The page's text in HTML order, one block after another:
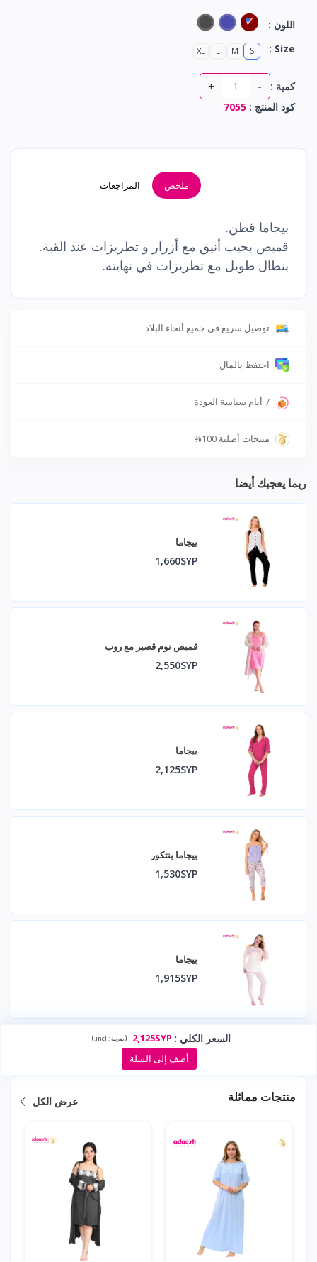
اللون :
Size :
S
M
L
XL
كمية : -
+
كود المنتج : 7055
ملخص المراجعات
بيجاما قطن.
قميص بجيب أنيق مع أزرار و تطريزات عند القبة.
بنطال طويل مع تطريزات في نهايته.
توصيل سريع في جميع أنحاء البلاد
احتفظ بالمال
7 أيام سياسة العودة
منتجات أصلية 100%
ربما يعجبك أيضا
بيجاما
1,660SYP
قميص نوم قصير مع روب
2,550SYP
بيجاما
2,125SYP
بيجاما بنتكور
1,530SYP
بيجاما
1,915SYP
السعر الكلي :
2,125SYP
(ضريبة : incl.
)
أضف إلى السلة
منتجات مماثلة عرض الكل